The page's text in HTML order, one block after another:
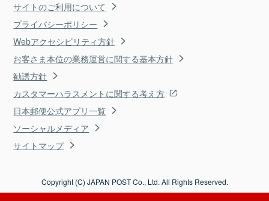
サイトのご利用について
プライバシーポリシー
Webアクセシビリティ方針
お客さま本位の業務運営に関する基本方針
勧誘方針
カスタマーハラスメントに関する考え方
日本郵便公式アプリ一覧
ソーシャルメディア
サイトマップ
Copyright (C) JAPAN POST Co., Ltd. All Rights Reserved.